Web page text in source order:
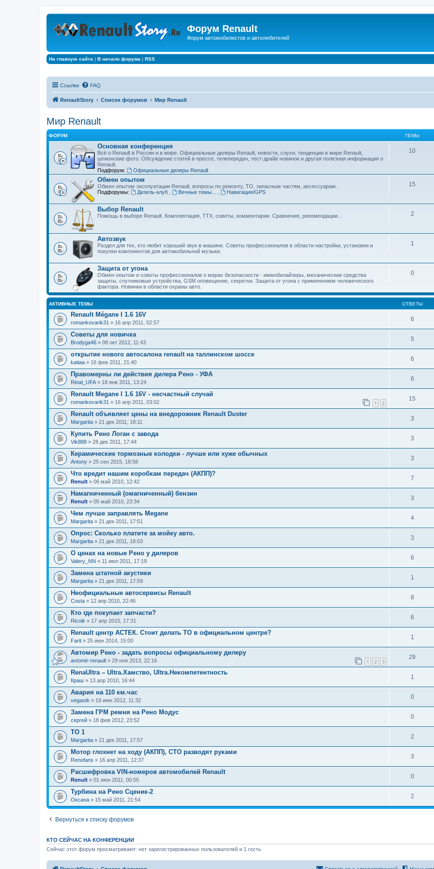
Форум Renault
Форум автомобилистов и автолюбителей
На главную сайта | В начало форума | RSS
Ссылки FAQ
RenaultStory Список форумов Мир Renault
Мир Renault
ФОРУМ ТЕМЫ
Основная конференция
Всё о Renault в России и в мире. Официальные дилеры Renault, новости, слухи, тенденции в мире Renault,
шпионские фото. Обсуждение статей в прессе, телепередач, тест-драйв новинок и другая полезная информация о
Renault.
Подфорум:
Официальные дилеры Renault
10
Обмен опытом
Обмен опытом эксплуатации Renault, вопросы по ремонту, ТО, запасным частям, аксессуарам.
Подфорумы:
Дизель-клуб Вечные темы... Навигация/GPS
15
Выбор Renault
Помощь в выборе Renault. Комплектация, ТТХ, советы, комментарии. Сравнения, рекомендации... 2
Автозвук
Раздел для тех, кто любит хороший звук в машине. Советы профессионалов в области настройки, установки и
покупки компонентов для автомобильной музыки.
1
Защита от угона
Обмен опытом и советы профессионалов о мерах безопасности - иммобилайзеры, механические средства
защиты, спутниковые устройства, GSM оповещение, секретки. Защита от угона с применением человеческого
фактора. Новинки в области охраны авто.
0
АКТИВНЫЕ ТЕМЫ ОТВЕТЫ
Renault Mégane I 1.6 16V
romankovarik31 » 16 апр 2011, 02:57
6
Советы для новичка
Brodyga46 » 08 окт 2012, 11:43
5
открытие нового автосалона renault на таллинском шоссе
katiaa » 16 фев 2011, 21:40
6
Правомерны ли действия дилера Рено - УФА
Rinat_UFA » 18 янв 2011, 13:24
6
Renault Megane I 1.6 16V - несчастный случай
romankovarik31 » 16 апр 2011, 03:02 1 2
15
Renault объявляет цены на внедорожник Renault Duster
Margarita » 21 дек 2011, 18:11
3
Купить Рено Логан с завода
Vik888 » 28 дек 2011, 17:44
3
Керамические тормозные колодки - лучше или хуже обычных
Antony » 25 сен 2015, 18:58
3
Что вредит нашим коробкам передач (АКПП)?
Renult » 06 май 2010, 12:42
7
Намагниченный (омагниченный) бензин
Renult » 05 май 2010, 23:34
3
Чем лучше заправлять Megane
Margarita » 21 дек 2011, 17:51
4
Опрос: Сколько платите за мойку авто.
Margarita » 21 дек 2011, 18:03
3
О ценах на новые Рено у дилеров
Valery_NN » 11 июл 2011, 17:19
6
Замена штатной акустики
Margarita » 21 дек 2011, 17:59
1
Неофициальные автосервисы Renault
Costa » 12 апр 2010, 22:46
8
Кто где покупает запчасти?
Ricolir » 17 апр 2015, 17:31
6
Renault центр АСТЕК. Стоит делать ТО в официальном центре?
Farit » 25 июн 2014, 15:00
1
Автомир Рено - задать вопросы официальному дилеру
avtomir-renault » 29 ноя 2013, 22:16 1 2 3
29
RenaUltra – Ultra.Хамство, Ultra.Некомпетентность
Краш » 13 апр 2010, 16:44
1
Авария на 110 км.час
vegastk » 19 июн 2012, 11:32
0
Замена ГРМ ремня на Рено Модус
сергей » 18 фев 2012, 23:52
0
ТО 1
Margarita » 21 дек 2011, 17:57
2
Мотор глохнет на ходу (АКПП), СТО разводят руками
Renofans » 16 апр 2011, 12:37
3
Расшифровка VIN-номеров автомобилей Renault
Renult » 01 июн 2011, 00:55
0
Турбина на Рено Сценик-2
Оксана » 15 май 2011, 21:54
2
Вернуться к списку форумов
КТО СЕЙЧАС НА КОНФЕРЕНЦИИ
Сейчас этот форум просматривают: нет зарегистрированных пользователей и 1 гость